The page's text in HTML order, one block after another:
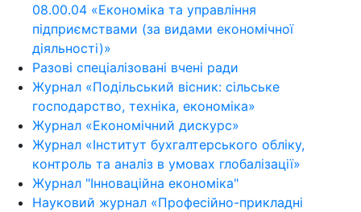
08.00.04 «Економіка та управління
підприємствами (за видами економічної
діяльності)»
Разові спеціалізовані вчені ради
Журнал «Подільський вісник: сільське
господарство, техніка, економіка»
Журнал «Економічний дискурс»
Журнал «Інститут бухгалтерського обліку,
контроль та аналіз в умовах глобалізації»
Журнал "Інноваційна економіка"
Науковий журнал «Професійно-прикладні